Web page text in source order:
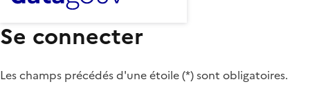
Se connecter
Les champs précédés d'une étoile (*) sont obligatoires.